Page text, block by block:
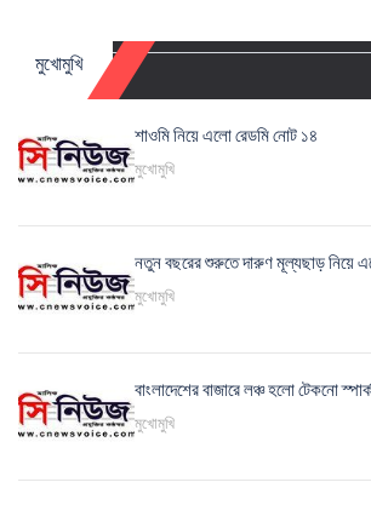
মুখোমুখি
শাওমি নিয়ে এলো রেডমি নোট ১৪
মুখোমুখি
নতুন বছরের শুরুতে দারুণ মূল্যছাড় নিয়ে
মুখোমুখি
বাংলাদেশের বাজারে লঞ্চ হলো টেকনো
মুখোমুখি